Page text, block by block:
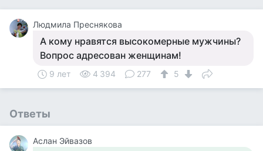
Людмила Преснякова
А кому нравятся высокомерные мужчины?
Вопрос адресован женщинам!
9 лет 4 394 277 5
Ответы
Аслан Эйвазов